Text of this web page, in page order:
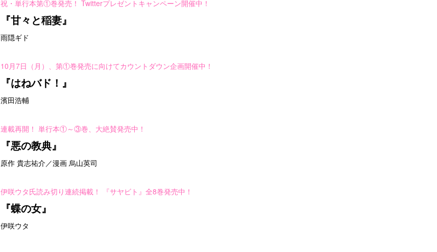
祝・単行本第①巻発売！ Twitterプレゼントキャンペーン開催中！
『甘々と稲妻』
雨隠ギド
10月7日（月）、第①巻発売に向けてカウントダウン企画開催中！
『はねバド！』
濱田浩輔
連載再開！ 単行本①～③巻、大絶賛発売中！
『悪の教典』
原作 貴志祐介／漫画 烏山英司
伊咲ウタ氏読み切り連続掲載！ 『サヤビト』全8巻発売中！
『蝶の女』
伊咲ウタ